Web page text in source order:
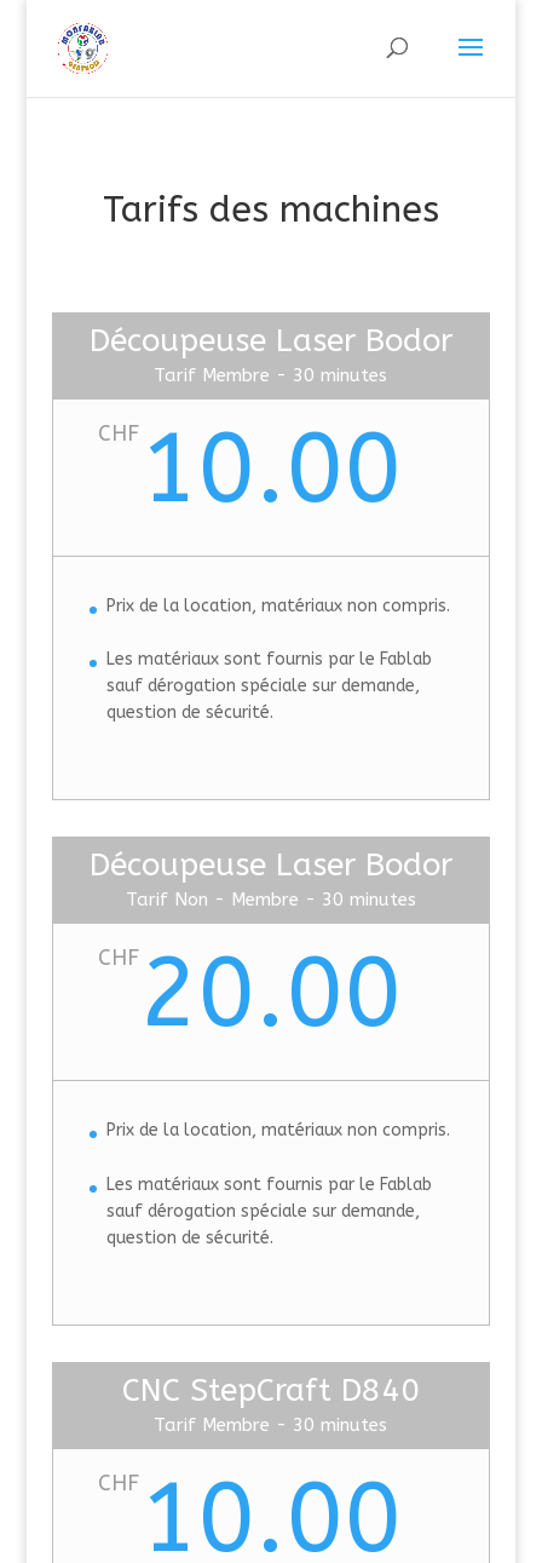
Tarifs des machines
Découpeuse Laser Bodor
Tarif Membre - 30 minutes
CHF 10.00
Prix de la location, matériaux non compris.
Les matériaux sont fournis par le Fablab
sauf dérogation spéciale sur demande,
question de sécurité.
Découpeuse Laser Bodor
Tarif Non - Membre - 30 minutes
CHF 20.00
Prix de la location, matériaux non compris.
Les matériaux sont fournis par le Fablab
sauf dérogation spéciale sur demande,
question de sécurité.
CNC StepCraft D840
Tarif Membre - 30 minutes
CHF 10.00